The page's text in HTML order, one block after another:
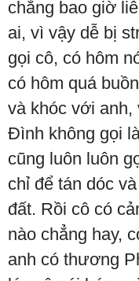
chẳng bao giờ
ai, vì vậy dễ bị
gọi cô, có hôm
có hôm quá
và khóc với
Đình không gọi
cũng luôn luôn
chỉ để tán dóc
đất. Rồi cô có
nào chẳng hay,
anh có thương